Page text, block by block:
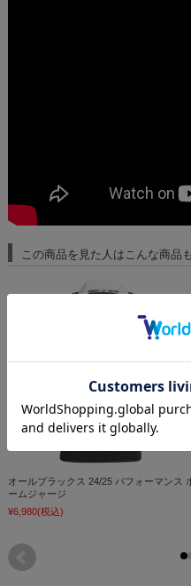
この商品を見た人はこんな商品
オールブラックス 24/25 パフォーマンス
ームジャージ
¥6,980(税込)